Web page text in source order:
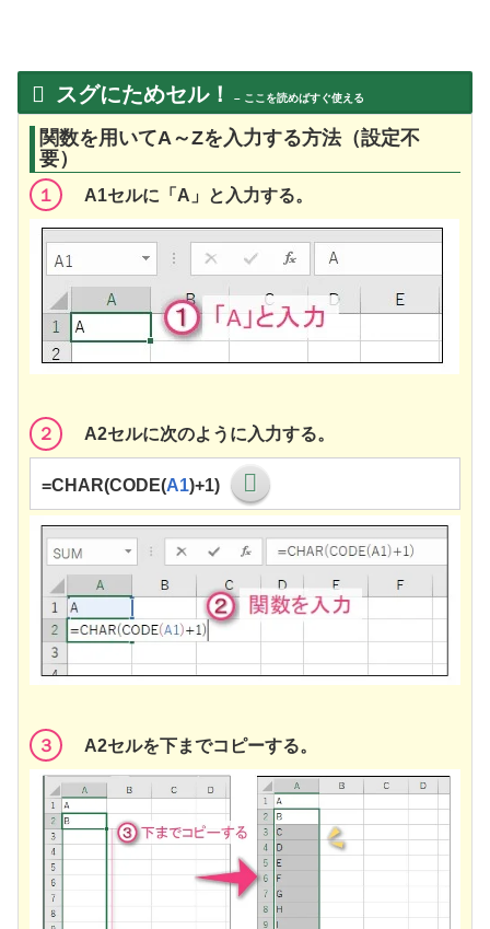
スグにためセル！ – ここを読めばすぐ使える
関数を用いてA～Zを入力する方法（設定不
要）
１ A1セルに「A」と入力する。
２ A2セルに次のように入力する。
=CHAR(CODE(A1)+1)
３ A2セルを下までコピーする。